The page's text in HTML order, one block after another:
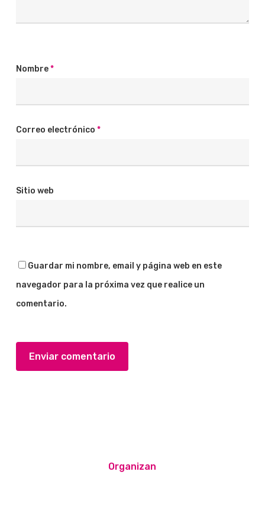
Nombre*
Correo electrónico *
Sitio web
Guardar mi nombre, email y página web en este
navegador para la próxima vez que realice un
comentario.
Organizan